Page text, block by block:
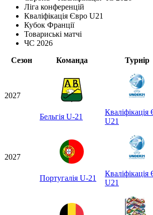
Ліга конференцій
Кваліфікація Євро U21
Кубок Франції
Товариські матчі
ЧС 2026
Сезон
Команда Турнір
2027
Бельгія U-21
Кваліфікація
U21
2027
Португалія U-21
Кваліфікація
U21